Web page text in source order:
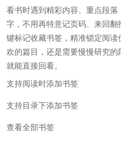
看书时遇到精彩内容、重点段
字，不用再特意记页码、来回
键标记收藏书签，精准锁定阅
欢的篇目，还是需要慢慢研究
就能直接回看。
支持阅读时添加书签
支持目录下添加书签
查看全部书签